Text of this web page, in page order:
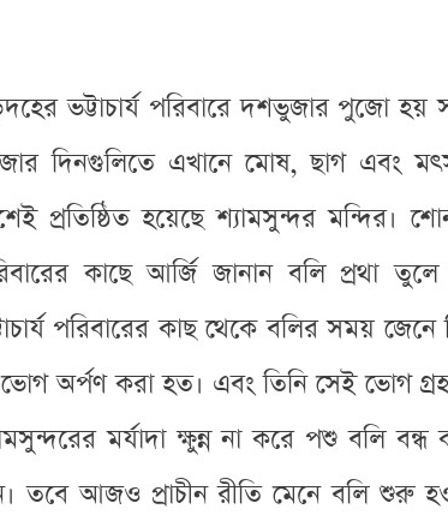
ভট্টাচার্য পরিবারে দশভুজার পুজো
দিনগুলিতে এখানে মোষ, ছাগ এবং
প্রতিষ্ঠিত হয়েছে শ্যামসুন্দর মন্দির।
কাছে আর্জি জানান বলি প্রথা
পরিবারের কাছ থেকে বলির সময়
অর্পণ করা হত। এবং তিনি সেই ভোগ
মর্যাদা ক্ষুন্ন না করে পশু বলি বন্ধ
আজও প্রাচীন রীতি মেনে বলি শুরু